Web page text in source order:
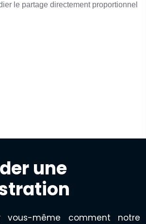
le partage directement proportionnel
une
vous-même comment notre